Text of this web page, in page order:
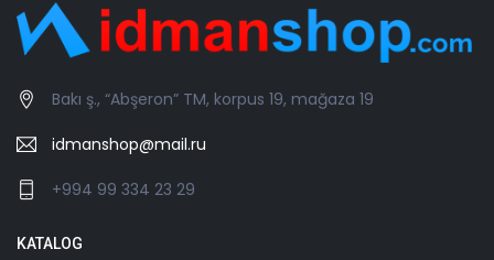
Bakı ş., “Abşeron” TM, korpus 19, mağaza 19
idmanshop@mail.ru
+994 99 334 23 29
KATALOG